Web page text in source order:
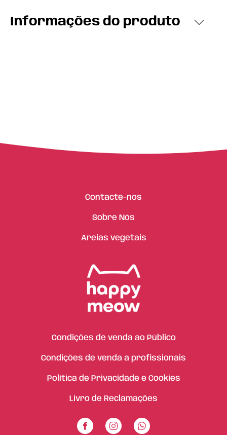
Informações do produto
Contacte-nos
Sobre Nós
Areias vegetais
Condições de venda ao Público
Condições de venda a profissionais
Política de Privacidade e Cookies
Livro de Reclamações